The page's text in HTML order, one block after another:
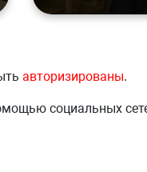
авторизированы.
социальных